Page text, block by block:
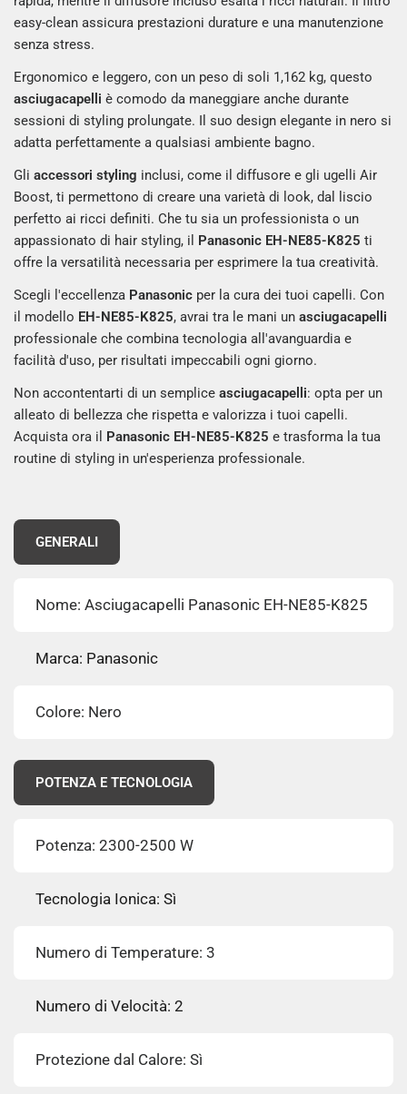
easy-clean assicura prestazioni durature e una manutenzione
senza stress.
Ergonomico e leggero, con un peso di soli 1,162 kg, questo
asciugacapelli è comodo da maneggiare anche durante
sessioni di styling prolungate. Il suo design elegante in nero si
adatta perfettamente a qualsiasi ambiente bagno.
Gliaccessori styling inclusi, come il diffusore e gli ugelli Air
Boost, ti permettono di creare una varietà di look, dal liscio
perfetto ai ricci definiti. Che tu sia un professionista o un
appassionato di hair styling, il Panasonic EH-NE85-K825 ti
offre la versatilità necessaria per esprimere la tua creatività.
Scegli l'eccellenza Panasonic per la cura dei tuoi capelli. Con
il modello EH-NE85-K825, avrai tra le mani unasciugacapelli
professionale che combina tecnologia all'avanguardia e
facilità d'uso, per risultati impeccabili ogni giorno.
Non accontentarti di un sempliceasciugacapelli: opta per un
alleato di bellezza che rispetta e valorizza i tuoi capelli.
Acquista ora il Panasonic EH-NE85-K825 e trasforma la tua
routine di styling in un'esperienza professionale.
GENERALI
Nome: Asciugacapelli Panasonic EH-NE85-K825
Marca: Panasonic
Colore: Nero
POTENZA E TECNOLOGIA
Potenza: 2300-2500 W
Tecnologia Ionica: Sì
Numero di Temperature: 3
Numero di Velocità: 2
Protezione dal Calore: Sì